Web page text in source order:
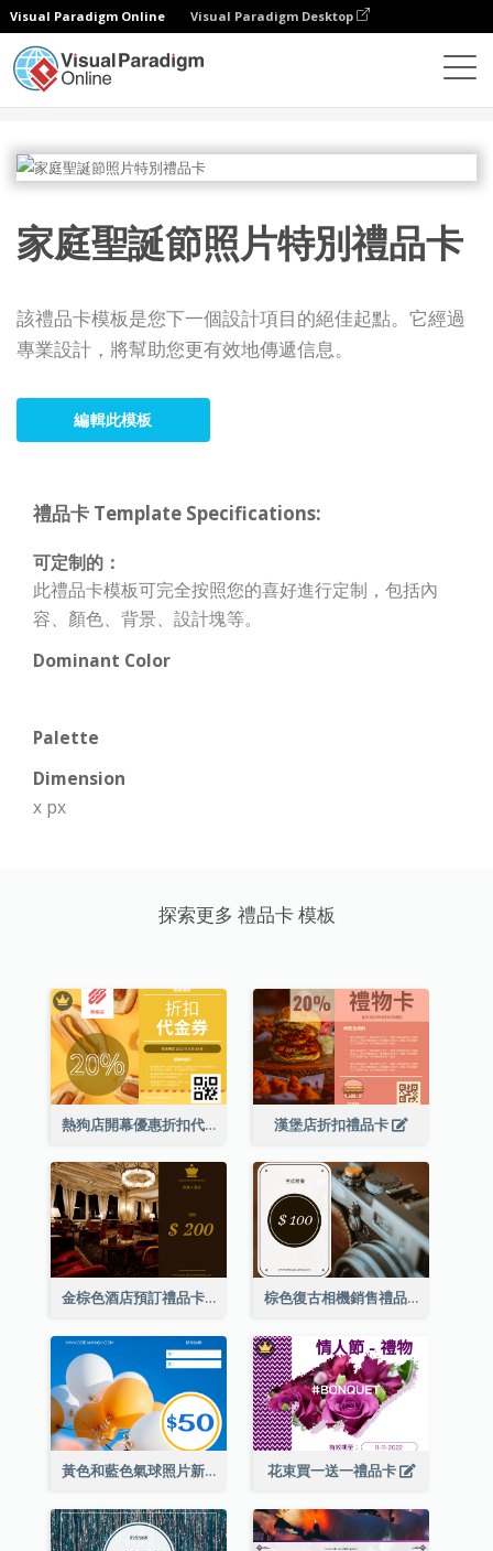
Visual Paradigm Online Visual Paradigm Desktop
家庭聖誕節照片特別禮品卡
該禮品卡模板是您下一個設計項目的絕佳起點。它經過
專業設計，將幫助您更有效地傳遞信息。
編輯此模板
禮品卡 Template Specifications:
可定制的：
此禮品卡模板可完全按照您的喜好進行定制，包括內
容、顏色、背景、設計塊等。
Dominant Color
Palette
Dimension
x px
探索更多 禮品卡 模板
熱狗店開幕優惠折扣代金券 漢堡店折扣禮品卡
金棕色酒店預訂禮品卡 棕色復古相機銷售禮品卡
黃色和藍色氣球照片新年禮品卡 花束買一送一禮品卡